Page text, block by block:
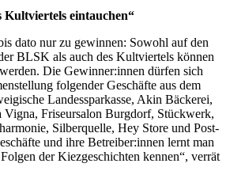
Kultviertels eintauchen“
dato nur zu gewinnen: Sowohl auf den
BLSK als auch des Kultviertels können
Die Gewinner:innen dürfen sich
folgender Geschäfte aus dem
Landessparkasse, Akin Bäckerei,
Friseursalon Burgdorf, Stückwerk,
Silberquelle, Hey Store und Post-
und ihre Betreiber:innen lernt man
der Kiezgeschichten kennen“, verrät